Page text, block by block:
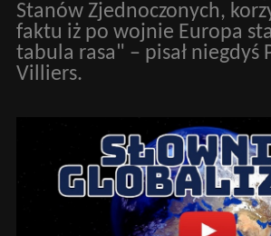
Stanów Zjednoczonych,
faktu iż po wojnie Europa
tabula rasa" – pisał niegdyś
Villiers.